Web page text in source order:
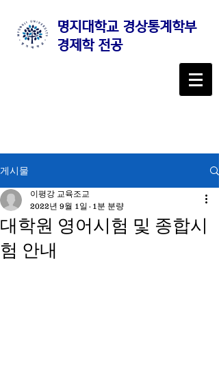
명지대학교 경상통계학부
경제학 전공
게시물
대학원 영어시험 및 종합시
험 안내
이평강 교육조교
2022년 9월 1일
1분 분량